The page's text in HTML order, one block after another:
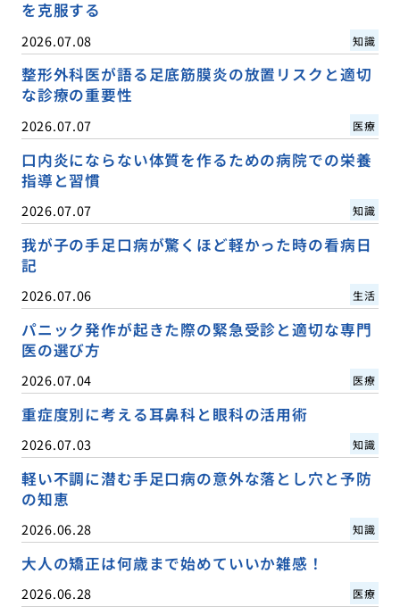
を克服する
2026.07.08 知識
整形外科医が語る足底筋膜炎の放置リスクと適切
な診療の重要性
2026.07.07 医療
口内炎にならない体質を作るための病院での栄養
指導と習慣
2026.07.07 知識
我が子の手足口病が驚くほど軽かった時の看病日
記
2026.07.06 生活
パニック発作が起きた際の緊急受診と適切な専門
医の選び方
2026.07.04 医療
重症度別に考える耳鼻科と眼科の活用術
2026.07.03 知識
軽い不調に潜む手足口病の意外な落とし穴と予防
の知恵
2026.06.28 知識
大人の矯正は何歳まで始めていいか雑感！
2026.06.28 医療